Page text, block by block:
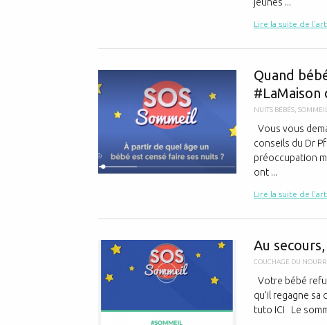
Lire la suite de
Quand
#LaMaison
NUITS BÉBÉS
Vous vous
conseils du Dr
préoccupation
ont ...
Lire la suite de
Au
COUCHAGE DU
Votre bébé
qu’il regagne sa
tuto ICI Le